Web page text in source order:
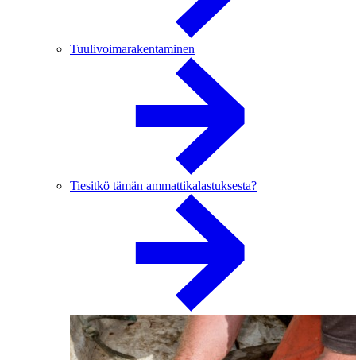
Tuulivoimarakentaminen
Tiesitkö tämän ammattikalastuksesta?